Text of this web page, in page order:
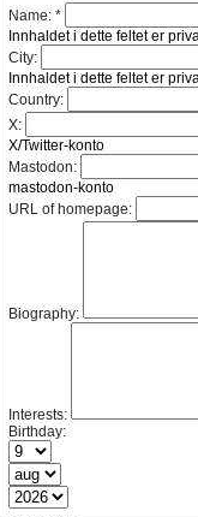
Name:*
Innhaldet i dette feltet er
City:
Innhaldet i dette feltet er
Country:
X:
X/Twitter-konto
Mastodon:
mastodon-konto
URL of homepage:
Biography:
Interests:
Birthday: